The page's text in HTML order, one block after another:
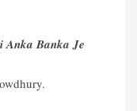
Anka Banka Je